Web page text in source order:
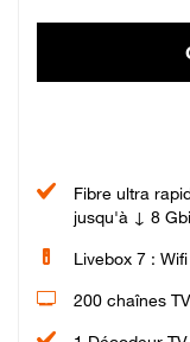
Fibre ultra
jusqu'à ↓ 8
Livebox 7 :
200 chaînes